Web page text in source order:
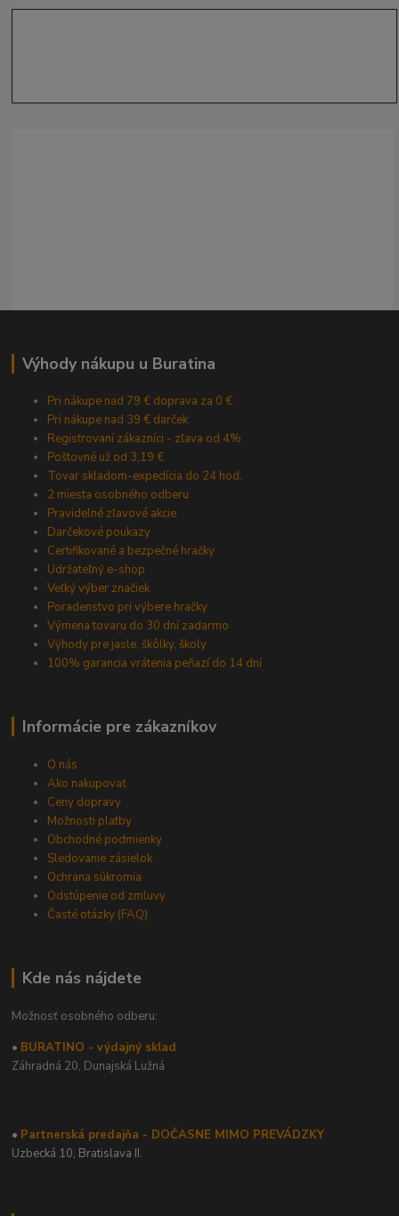
Výhody nákupu u Buratina
Pri nákupe nad 79 € doprava za 0 €
Pri nákupe nad 39 € darček
Registrovaní zákazníci - zľava od 4%
Poštovné už od 3,19 €
Tovar skladom-expedícia do 24 hod.
2 miesta osobného odberu
Pravidelné zľavové akcie
Darčekové poukazy
Certifikované a bezpečné hračky
Udržateľný e-shop
Veľký výber značiek
Poradenstvo pri výbere hračky
Výmena tovaru do 30 dní zadarmo
Výhody pre jasle, škôlky, školy
100% garancia vrátenia peňazí do 14 dní
Informácie pre zákazníkov
O nás
Ako nakupovať
Ceny dopravy
Možnosti platby
Obchodné podmienky
Sledovanie zásielok
Ochrana súkromia
Odstúpenie od zmluvy
Časté otázky (FAQ)
Kde nás nájdete
Možnosť osobného odberu:
• BURATINO - výdajný sklad
Záhradná 20, Dunajská Lužná
• Partnerská predajňa - DOČASNE MIMO PREVÁDZKY
Uzbecká 10, Bratislava II.